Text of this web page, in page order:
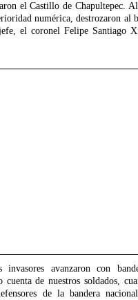
el Castillo de Chapultepec.
numérica, destrozaron al
el coronel Felipe Santiago
invasores avanzaron con
cuenta de nuestros soldados,
de la bandera